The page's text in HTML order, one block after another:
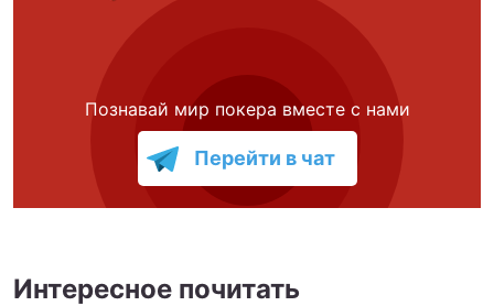
Познавай мир покера вместе с нами
Перейти в чат
Интересное почитать